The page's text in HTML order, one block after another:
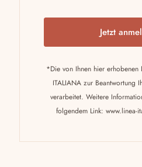
v
*Die von Ihnen hier erhobenen
ITALIANA zur Beantwortung
verarbeitet. Weitere
folgendem Link: www.linea-